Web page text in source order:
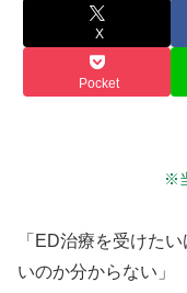
X
Pocket
※
「ED治療を受けた
いのか分からない」